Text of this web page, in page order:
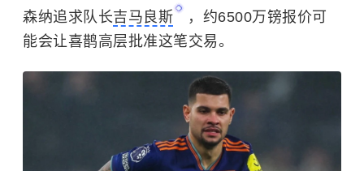
森纳追求队长吉马良斯
，约6500万镑报价可
能会让喜鹊高层批准这笔交易。